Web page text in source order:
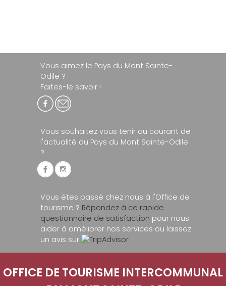
Vous aimez le Pays du Mont Sainte-
Odile ?
Faites-le savoir !
Vous souhaitez vous tenir au courant de
l'actualité du Pays du Mont Sainte-Odile
?
Vous êtes passé chez nous à l'Office de
tourisme ? Répondez à ce rapide
questionnaire de satisfaction pour nous
aider à améliorer nos services ou laissez
un avis sur
OFFICE DE TOURISME INTERCOMMUNAL